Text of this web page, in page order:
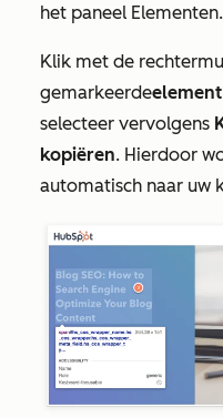
het paneel Elementen.
Klik met de
gemarkeerdeelement
selecteer vervolgens
kopiëren. Hierdoor
automatisch naar uw